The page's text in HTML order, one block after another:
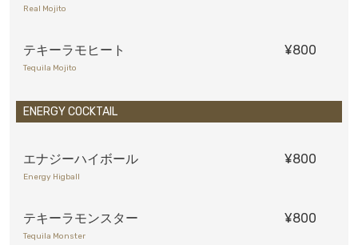
Real Mojito
テキーラモヒート ¥800
Tequila Mojito
ENERGY COCKTAIL
エナジーハイボール ¥800
Energy Higball
テキーラモンスター ¥800
Tequila Monster